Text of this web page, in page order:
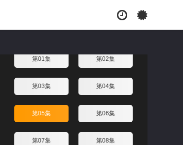
第01集 第02集
第03集 第04集
第05集 第06集
第07集 第08集